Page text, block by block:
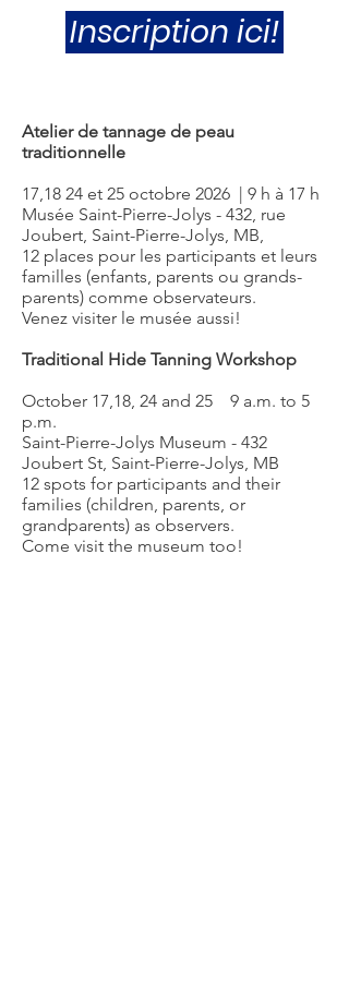
Inscription ici!
Atelier de tannage de peau
traditionnelle
17,18 24 et 25 octobre 2026 | 9 h à 17 h
Musée Saint-Pierre-Jolys - 432, rue
Joubert, Saint-Pierre-Jolys, MB,
12 places pour les participants et leurs
familles (enfants, parents ou grands-
parents) comme observateurs.
Venez visiter le musée aussi!
Traditional Hide Tanning Workshop
October 17,18, 24 and 25 9 a.m. to 5
p.m.
Saint-Pierre-Jolys Museum - 432
Joubert St, Saint-Pierre-Jolys, MB
12 spots for participants and their
families (children, parents, or
grandparents) as observers.
Come visit the museum too!